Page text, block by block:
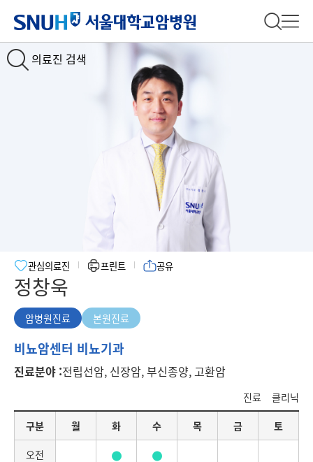
의료진 검색
전체 검
정창욱
관심의료진 프린트 공유
암병원진료
본원진료
암
원
비뇨암센터 비뇨기과
진료분야 :전립선암, 신장암, 부신종양, 고환암
진료
클리닉
별
구분 월 화 수 목 금 토
오전
Slide1